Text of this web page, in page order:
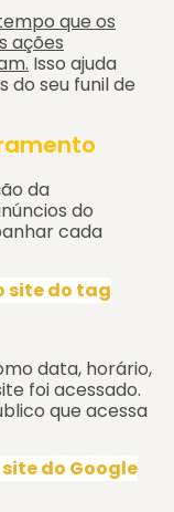
que os
ações
Isso ajuda
seu funil de
da
do
cada
do tag
data, horário,
foi acessado.
que acessa
do Google